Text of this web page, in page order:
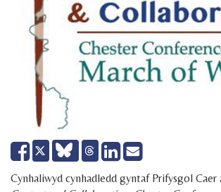
Share
on
Facebook
Tweet
Share
on
LinkedIn
Send
email
Cynhaliwyd cynhadledd gyntaf Prifysgol Caer